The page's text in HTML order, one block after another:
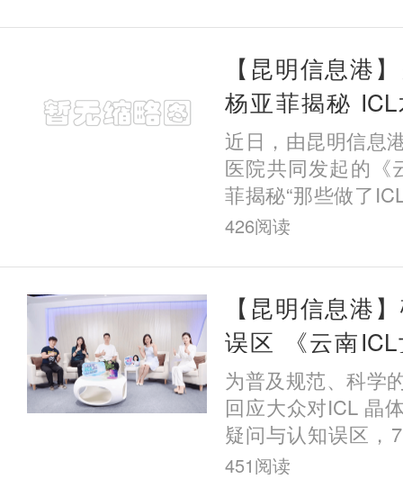
光矫正
【昆明信息港
杨亚菲揭秘
年、五年的他
了？
近日，由昆明信息
医院共同发起的《
菲揭秘“那些做了
样了”》系列主题科
长期
426阅读
【昆明信息港
误区 《云南
秘“那些做了
么样了”》系列
为普及规范、科学
回应大众对ICL 晶
疑问与认知误区，
信息港与昆明艾维
451阅读